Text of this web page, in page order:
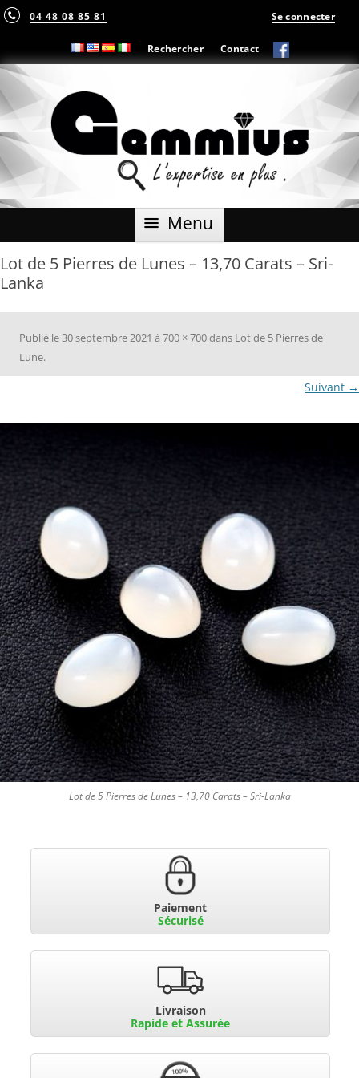
04 48 08 85 81
Rechercher Contact
Se connecter
Menu Aller
Lot de 5 Pierres de Lunes – 13,70 Carats – Sri-
Lanka
Publié le30 septembre 2021 à700 × 700dans Lot de 5 Pierres de
Lune.
Suivant →
Lot de 5 Pierres de Lunes – 13,70 Carats – Sri-Lanka
Paiement
Sécurisé
Livraison
Rapide et Assurée